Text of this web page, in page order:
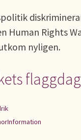
Human Rights
nyligen.
flaggdag